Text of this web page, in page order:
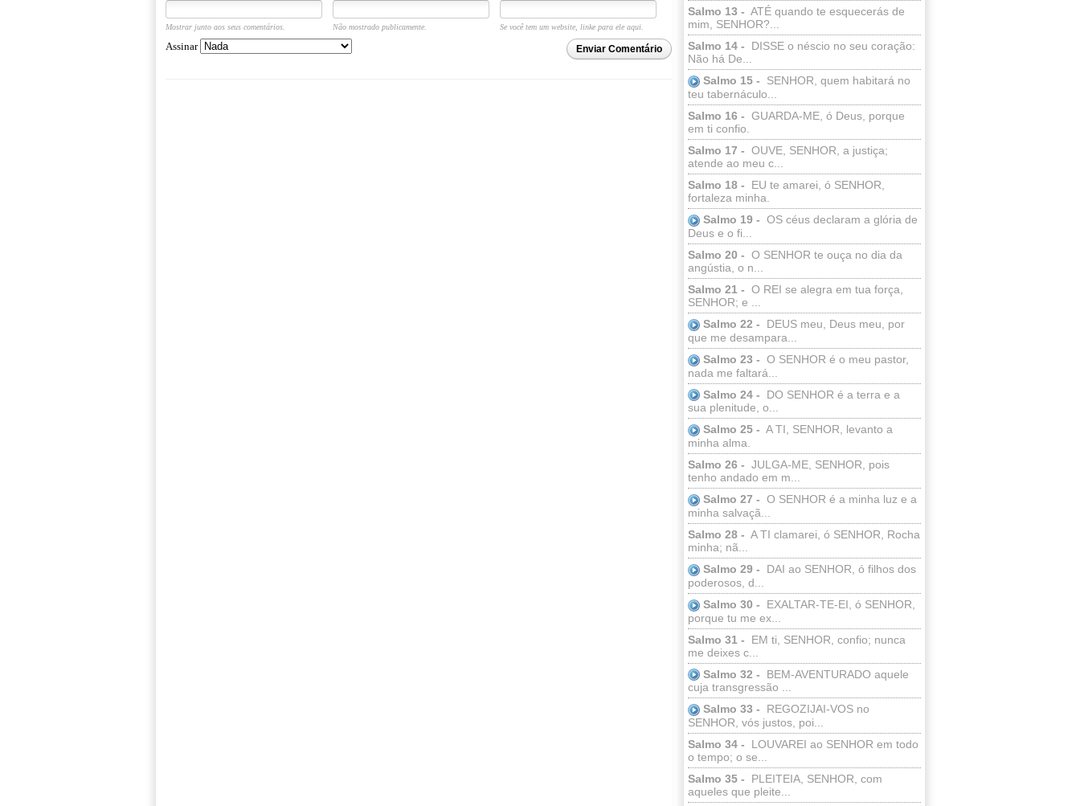
Salmo 13 - ATÉ quando te esquecerás de
mim, SENHOR?...
Salmo 14 -
DISSE o néscio no seu coração:
Não há De...
Salmo 15 -
SENHOR, quem habitará no
teu tabernáculo...
Salmo 16 - GUARDA-ME, ó Deus, porque
em ti confio.
Salmo 17 - OUVE, SENHOR, a justiça;
atende ao meu c...
Salmo 18 -
EU te amarei, ó SENHOR,
fortaleza minha.
Salmo 19 - OS céus declaram a glória de
Deus e o fi...
Salmo 20 - O SENHOR te ouça no dia da
angústia, o n...
Salmo 21 - O REI se alegra em tua força,
SENHOR; e ...
Salmo 22 -
DEUS meu, Deus meu, por
que me desampara...
Salmo 23 - O SENHOR é o meu pastor,
nada me faltará...
Salmo 24 -
DO SENHOR é a terra e a
sua plenitude, o...
Salmo 25 - A TI, SENHOR, levanto a
minha alma.
Salmo 26 - JULGA-ME, SENHOR, pois
tenho andado em m...
Salmo 27 - O SENHOR é a minha luz e a
minha salvaçã...
Salmo 28 - A TI clamarei, ó SENHOR, Rocha
minha; nã...
Salmo 29 -
DAI ao SENHOR, ó filhos dos
poderosos, d...
Salmo 30 -
EXALTAR-TE-EI, ó SENHOR,
porque tu me ex...
Salmo 31 -
EM ti, SENHOR, confio; nunca
me deixes c...
Salmo 32 -
BEM-AVENTURADO aquele
cuja transgressão ...
Salmo 33 -
REGOZIJAI-VOS no
SENHOR, vós justos, poi...
Salmo 34 -
LOUVAREI ao SENHOR em todo
o tempo; o se...
Salmo 35 -
PLEITEIA, SENHOR, com
aqueles que pleite...
Mostrar junto aos seus comentários. Não mostrado publicamente. Se você tem um website, linke para ele aqui.
Enviar Comentário
Assinar